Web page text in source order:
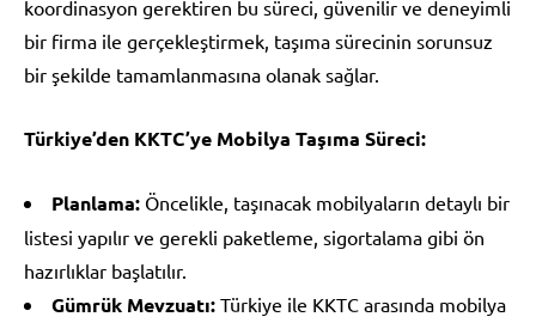
koordinasyon gerektiren bu süreci, güvenilir ve deneyimli
bir firma ile gerçekleştirmek, taşıma sürecinin sorunsuz
bir şekilde tamamlanmasına olanak sağlar.
Türkiye’den KKTC’ye Mobilya Taşıma Süreci:
Planlama: Öncelikle, taşınacak mobilyaların detaylı bir
listesi yapılır ve gerekli paketleme, sigortalama gibi ön
hazırlıklar başlatılır.
Gümrük Mevzuatı: Türkiye ile KKTC arasında mobilya